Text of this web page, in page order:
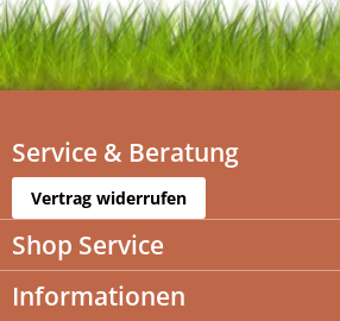
Service & Beratung
Vertrag widerrufen
Shop Service
Informationen